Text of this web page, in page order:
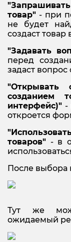
товар" - при
не будет
создаст товар
"Задавать
перед
задаст вопрос
"Открывать
созданием
интерфейс)" -
откроется
товаров" - в
После
Тут же
ожидаемый